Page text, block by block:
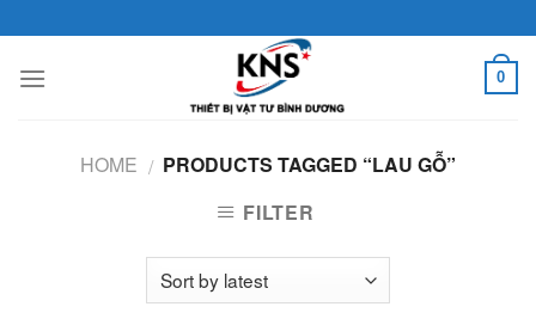
to
content
0
HOME / PRODUCTS TAGGED “LAU GỖ”
FILTER